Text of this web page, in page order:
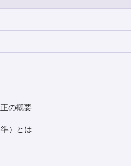
の概要
）とは